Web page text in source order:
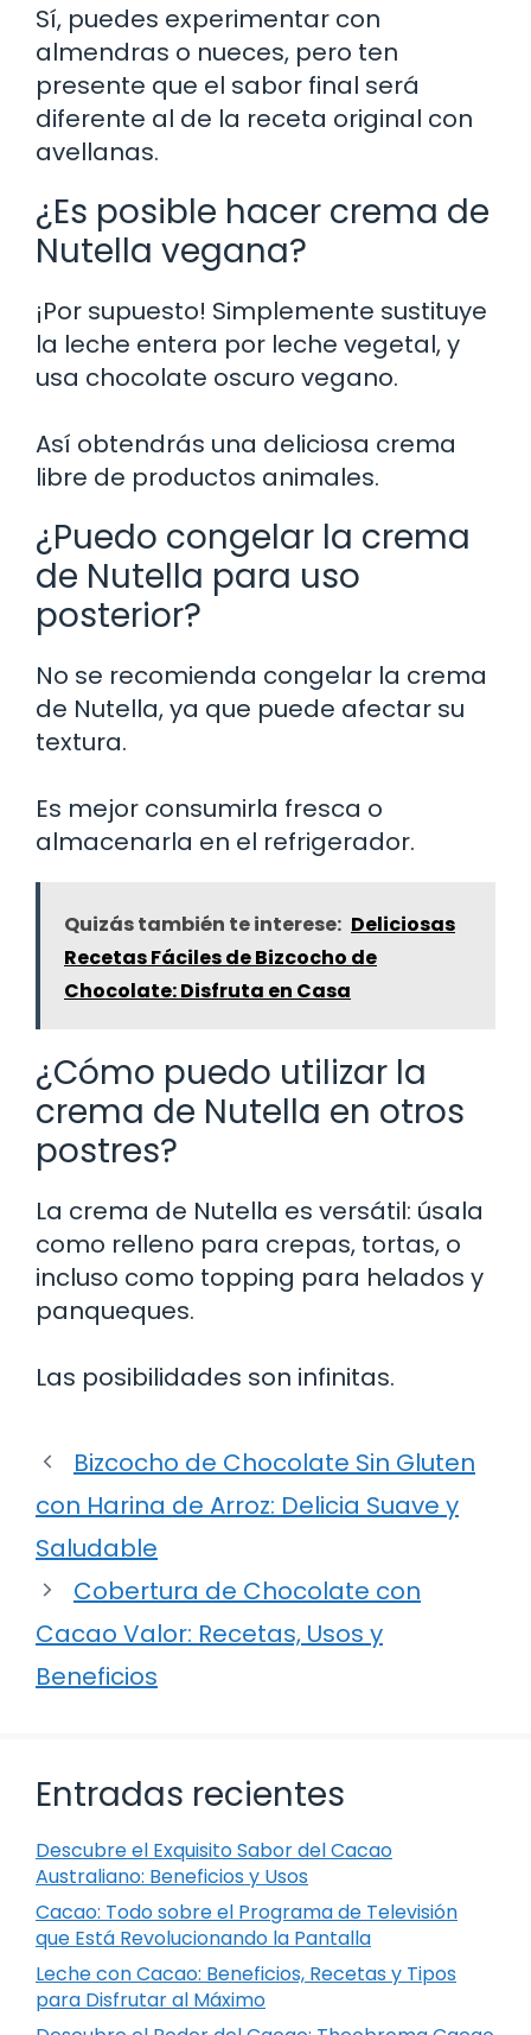
Sí, puedes experimentar con
almendras o nueces, pero ten
presente que el sabor final será
diferente al de la receta original con
avellanas.
¿Es posible hacer crema de
Nutella vegana?
¡Por supuesto! Simplemente sustituye
la leche entera por leche vegetal, y
usa chocolate oscuro vegano.
Así obtendrás una deliciosa crema
libre de productos animales.
¿Puedo congelar la crema
de Nutella para uso
posterior?
No se recomienda congelar la crema
de Nutella, ya que puede afectar su
textura.
Es mejor consumirla fresca o
almacenarla en el refrigerador.
Quizás también te interese: Deliciosas
Recetas Fáciles de Bizcocho de
Chocolate: Disfruta en Casa
¿Cómo puedo utilizar la
crema de Nutella en otros
postres?
La crema de Nutella es versátil: úsala
como relleno para crepas, tortas, o
incluso como topping para helados y
panqueques.
Las posibilidades son infinitas.
Bizcocho de Chocolate Sin Gluten
con Harina de Arroz: Delicia Suave y
Saludable
Cobertura de Chocolate con
Cacao Valor: Recetas, Usos y
Beneficios
Entradas recientes
Descubre el Exquisito Sabor del Cacao
Australiano: Beneficios y Usos
Cacao: Todo sobre el Programa de Televisión
que Está Revolucionando la Pantalla
Leche con Cacao: Beneficios, Recetas y Tipos
para Disfrutar al Máximo